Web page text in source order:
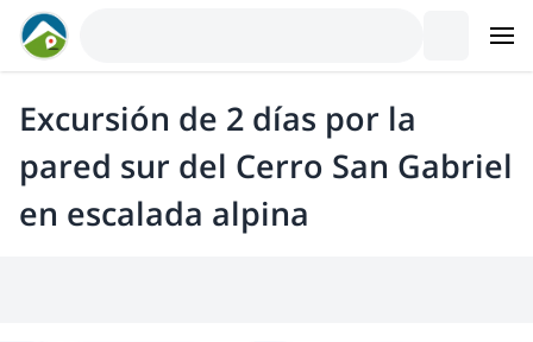
Excursión de 2 días por la
pared sur del Cerro San Gabriel
en escalada alpina